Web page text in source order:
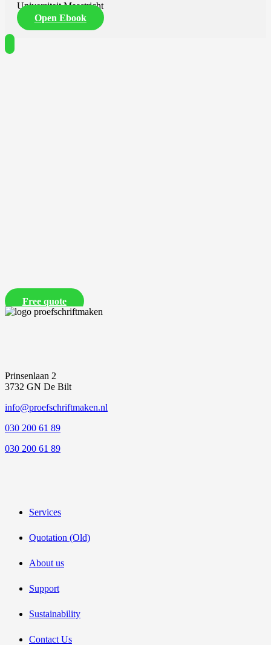
Universiteit Maastricht
Open Ebook
Free quote
Prinsenlaan 2
3732 GN De Bilt
info@proefschriftmaken.nl
030 200 61 89
030 200 61 89
Services
Quotation (Old)
About us
Support
Sustainability
Contact Us